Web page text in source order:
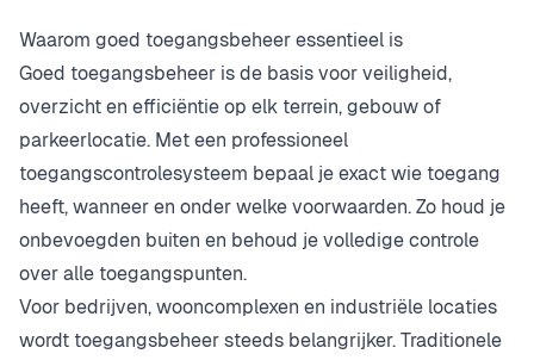
Waarom goed toegangsbeheer essentieel is
Goed toegangsbeheer is de basis voor veiligheid,
overzicht en efficiëntie op elk terrein, gebouw of
parkeerlocatie. Met een professioneel
toegangscontrolesysteem bepaal je exact wie toegang
heeft, wanneer en onder welke voorwaarden. Zo houd je
onbevoegden buiten en behoud je volledige controle
over alle toegangspunten.
Voor bedrijven, wooncomplexen en industriële locaties
wordt toegangsbeheer steeds belangrijker. Traditionele